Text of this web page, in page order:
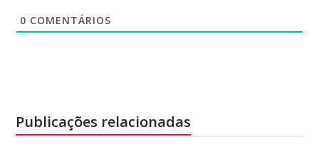
0 COMENTÁRIOS
Publicações relacionadas